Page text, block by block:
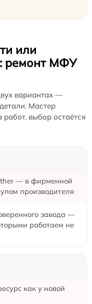
или
ремонт МФУ
вариантах —
Мастер
выбор остаётся
— в фирменной
производителя
завода —
работаем не
как у новой